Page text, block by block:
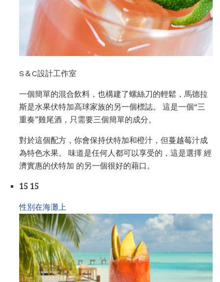
S＆C設計工作室
一個簡單的混合飲料，也構建了螺絲刀的輕鬆，馬德拉
斯是水果伏特加高球家族的另一個標誌。 這是一個“三
重奏”雞尾酒，只需要三個簡單的成分。
對於這個配方，你會保持伏特加和橙汁，但蔓越莓汁成
為特色水果。 味道是任何人都可以享受的，這是選擇 經
濟實惠的伏特加 的另一個很好的藉口。
15 15
性別在海灘上